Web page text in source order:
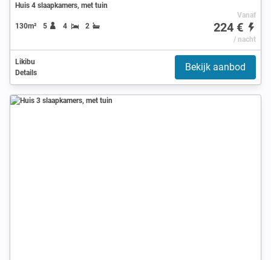
Huis 4 slaapkamers, met tuin
130m² 5 4 2
Vanaf
224 €
/ nacht
Likibu
Details
Bekijk aanbod